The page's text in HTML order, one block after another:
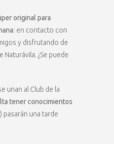
original para
: en contacto con
y disfrutando de
Naturávila. ¿Se puede
unan al Club de la
tener conocimientos
) pasarán una tarde